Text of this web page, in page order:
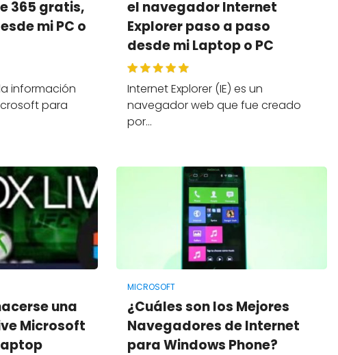
365 gratis,
mi PC o
información
para
el navegador Internet
Explorer paso a paso
desde mi Laptop o PC
Internet Explorer (IE) es un
navegador web que fue creado
por…
una
Microsoft
MICROSOFT
¿Cuáles son los Mejores
Navegadores de Internet
para Windows Phone?